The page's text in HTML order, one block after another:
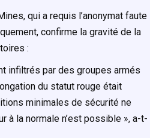
qui a requis l’anonymat faute
confirme la gravité de la
:
infiltrés par des groupes armés
du statut rouge était
minimales de sécurité ne
à la normale n’est possible », a-t-